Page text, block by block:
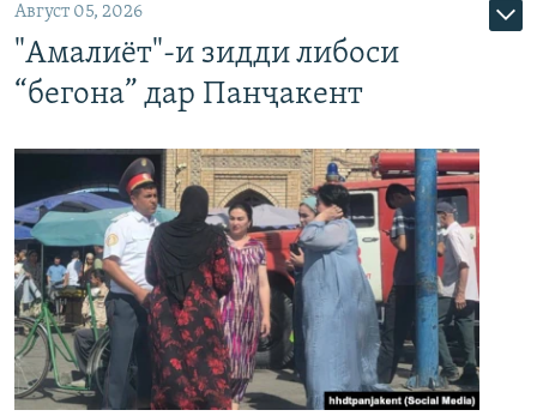
Август 05, 2026
"Амалиёт"-и зидди либоси
“бегона” дар Панҷакент